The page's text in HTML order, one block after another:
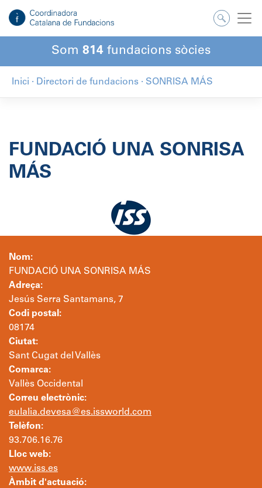
contingut
Som 814 fundacions sòcies
Inici · Directori de fundacions · SONRISA MÁS
FUNDACIÓ UNA SONRISA
MÁS
Nom:
FUNDACIÓ UNA SONRISA MÁS
Adreça:
Jesús Serra Santamans, 7
Codi postal:
08174
Ciutat:
Sant Cugat del Vallès
Comarca:
Vallès Occidental
Correu electrònic:
eulalia.devesa@es.issworld.com
Telèfon:
93.706.16.76
Lloc web:
www.iss.es
Àmbit d'actuació: